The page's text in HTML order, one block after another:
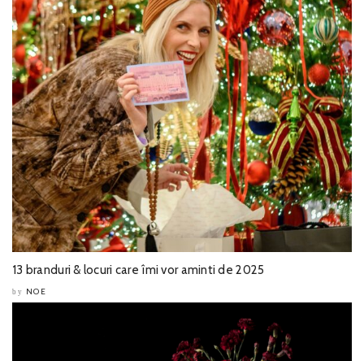
13 branduri & locuri care îmi vor aminti de 2025
by NOE